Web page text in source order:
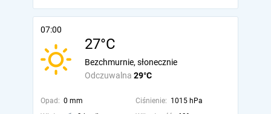
07:00
27°C
Odczuwalna 29°C
Bezchmurnie, słonecznie
Opad: 0 mm Ciśnienie: 1015 hPa